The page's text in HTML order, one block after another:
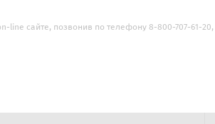
сайте, позвонив по телефону 8-800-707-61-